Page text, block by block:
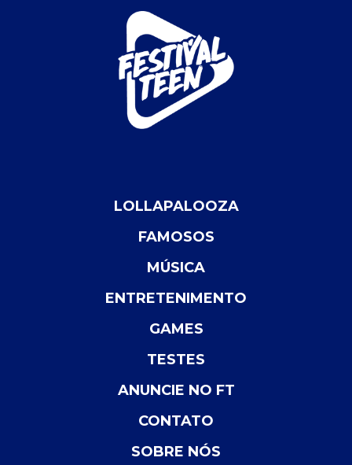
LOLLAPALOOZA
FAMOSOS
MÚSICA
ENTRETENIMENTO
GAMES
TESTES
ANUNCIE NO FT
CONTATO
SOBRE NÓS